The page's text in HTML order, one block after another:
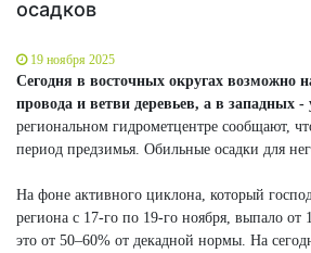
осадков
19 ноября 2025
Сегодня в восточных округах возможно
провода и ветви деревьев, а в западных -
региональном гидрометцентре сообщают,
период предзимья. Обильные осадки для
На фоне активного циклона, который
региона с 17-го по 19-го ноября, выпало
это от 50–60% от декадной нормы. На